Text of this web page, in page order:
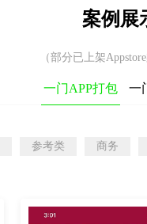
案例展
（部分已上架
一门APP打包 一
参考类 商务